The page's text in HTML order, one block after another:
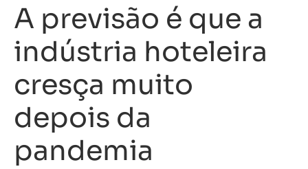
A previsão é que a
indústria hoteleira
cresça muito
depois da
pandemia